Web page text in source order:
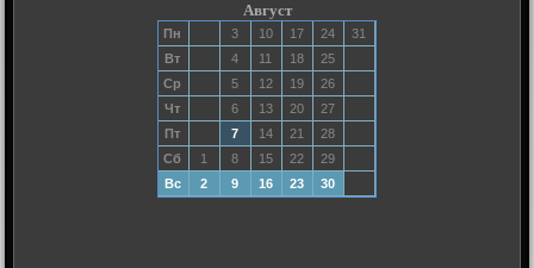
Август
Пн 3 10 17 24
31
Вт
4 11 18
25
Ср
5 12 19
26
Чт
6 13 20
27
Пт
7 14 21
28
Сб
1 8 15 22
29
Вс
2 9 16 23 30